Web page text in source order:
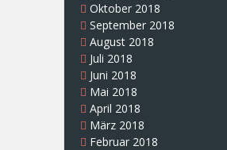
Oktober 2018
September 2018
August 2018
Juli 2018
Juni 2018
Mai 2018
April 2018
März 2018
Februar 2018